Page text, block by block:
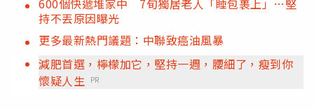
600個快遞堆家中 7旬獨居老人「睡包裹上」…堅
持不丟原因曝光
更多最新熱門議題：中聯致癌油風暴
減肥首選，檸檬加它，堅持一週，腰細了，瘦到你
懷疑人生 PR